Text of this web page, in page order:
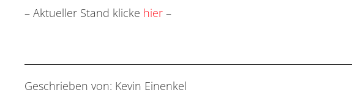
– Aktueller Stand klicke hier –
Geschrieben von: Kevin Einenkel